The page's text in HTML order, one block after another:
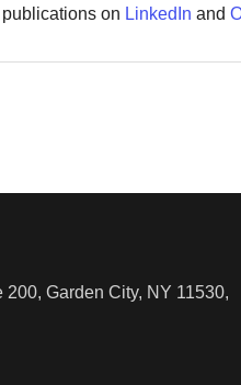
on LinkedIn and
Garden City, NY 11530,